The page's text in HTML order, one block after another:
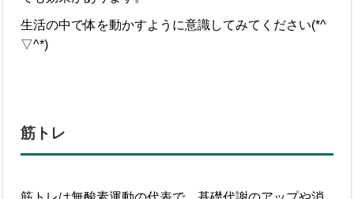
生活の中で体を動かすように意識してみてください(*^
▽^*)
筋トレ